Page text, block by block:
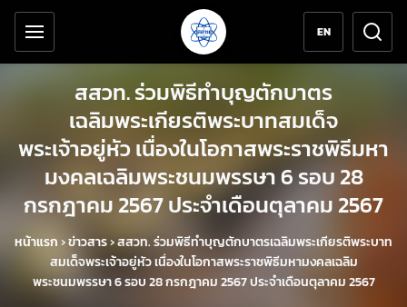
ข้ามไปยังเนื้อหาหลัก
เครื่องมือช่วยเหลือ
EN
สสวท. ร่วมพิธีทำบุญตักบาตร
เฉลิมพระเกียรติพระบาทสมเด็จ
พระเจ้าอยู่หัว เนื่องในโอกาสพระราชพิธีมหา
มงคลเฉลิมพระชนมพรรษา 6 รอบ 28
กรกฎาคม 2567 ประจำเดือนตุลาคม 2567
หน้าแรก›ข่าวสาร›สสวท. ร่วมพิธีทำบุญตักบาตรเฉลิมพระเกียรติพระบาท
สมเด็จพระเจ้าอยู่หัว เนื่องในโอกาสพระราชพิธีมหามงคลเฉลิม
พระชนมพรรษา 6 รอบ 28 กรกฎาคม 2567 ประจำเดือนตุลาคม 2567